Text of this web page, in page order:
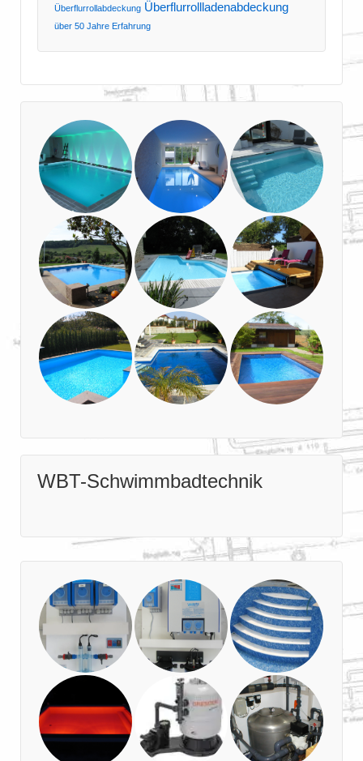
Überflurrollabdeckung Überflurrollladenabdeckung
über 50 Jahre Erfahrung
WBT-Schwimmbadtechnik